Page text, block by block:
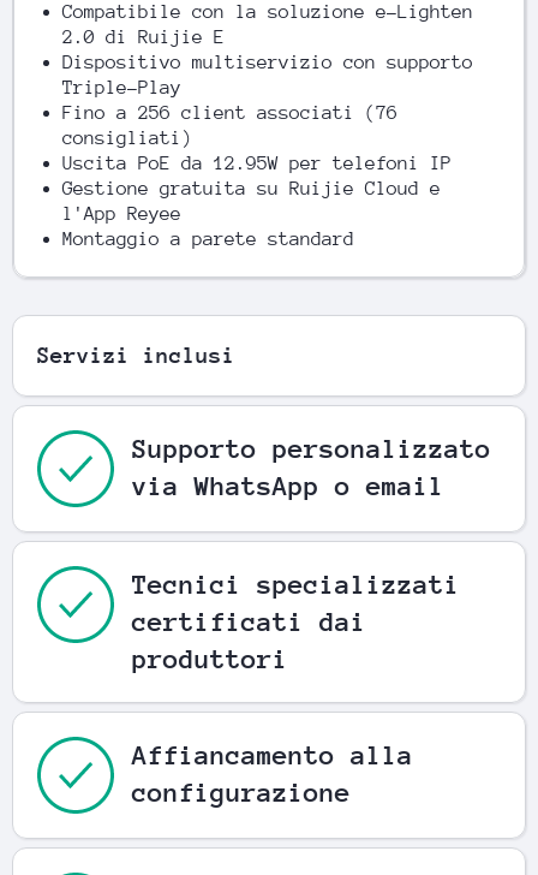
Compatibile con la soluzione e-Lighten
2.0 di Ruijie E
Dispositivo multiservizio con supporto
Triple-Play
Fino a 256 client associati (76
consigliati)
Uscita PoE da 12.95W per telefoni IP
Gestione gratuita su Ruijie Cloud e
l'App Reyee
Montaggio a parete standard
Servizi inclusi
Supporto personalizzato
via WhatsApp o email
Tecnici specializzati
certificati dai
produttori
Affiancamento alla
configurazione